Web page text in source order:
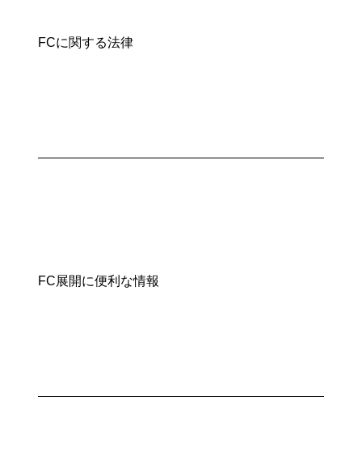
FCに関する法律
FC展開に便利な情報